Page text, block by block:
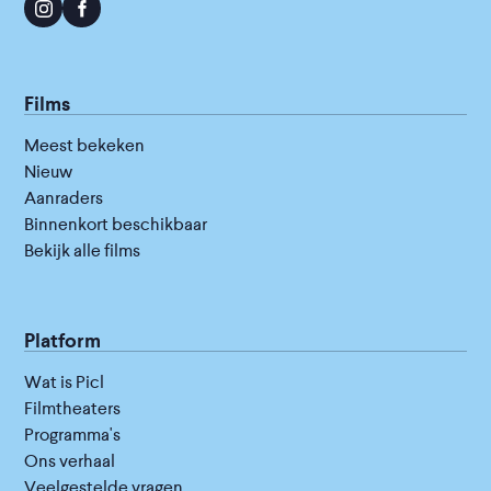
Films
Meest bekeken
Nieuw
Aanraders
Binnenkort beschikbaar
Bekijk alle films
Platform
Wat is Picl
Filmtheaters
Programma's
Ons verhaal